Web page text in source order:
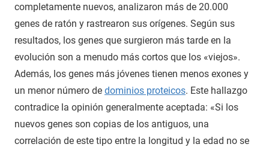
completamente nuevos, analizaron más de 20.000
genes de ratón y rastrearon sus orígenes. Según sus
resultados, los genes que surgieron más tarde en la
evolución son a menudo más cortos que los «viejos».
Además, los genes más jóvenes tienen menos exones y
un menor número de dominios proteicos. Este hallazgo
contradice la opinión generalmente aceptada: «Si los
nuevos genes son copias de los antiguos, una
correlación de este tipo entre la longitud y la edad no se